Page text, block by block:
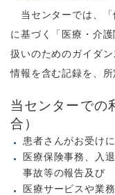
当センターでは、「
に基づく「医療・介
扱いのためのガイダ
情報を含む記録を、
当センターでの
合）
患者さんがお受け
医療保険事務、入
事故等の報告及び
医療サービスや業